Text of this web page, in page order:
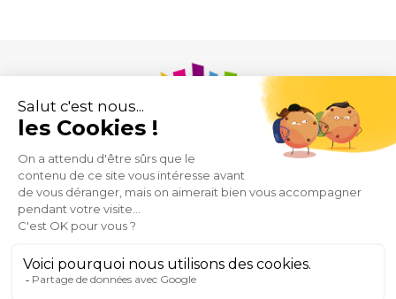
Union des Syndicats de Pharmaciens d’Officine
43 rue de Provence
Mentions
Plan
Espace